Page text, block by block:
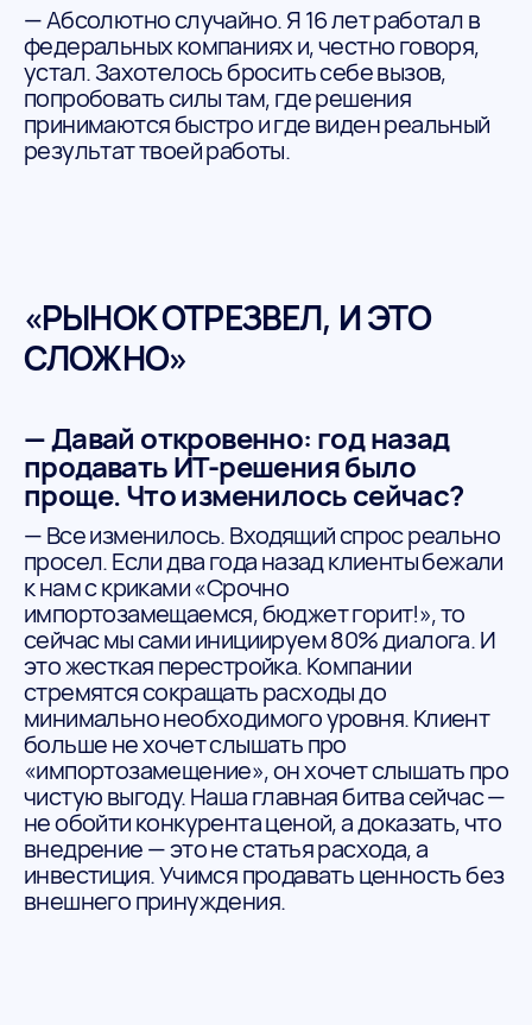
— Абсолютно случайно. Я 16 лет работал в
федеральных компаниях и, честно говоря,
устал. Захотелось бросить себе вызов,
попробовать силы там, где решения
принимаются быстро и где виден реальный
результат твоей работы.
«РЫНОК ОТРЕЗВЕЛ, И ЭТО
СЛОЖНО»
— Давай откровенно: год назад
продавать ИТ-решения было
проще. Что изменилось сейчас?
— Все изменилось. Входящий спрос реально
просел. Если два года назад клиенты бежали
к нам с криками «Срочно
импортозамещаемся, бюджет горит!», то
сейчас мы сами инициируем 80% диалога. И
это жесткая перестройка. Компании
стремятся сокращать расходы до
минимально необходимого уровня. Клиент
больше не хочет слышать про
«импортозамещение», он хочет слышать про
чистую выгоду. Наша главная битва сейчас —
не обойти конкурента ценой, а доказать, что
внедрение — это не статья расхода, а
инвестиция. Учимся продавать ценность без
внешнего принуждения.